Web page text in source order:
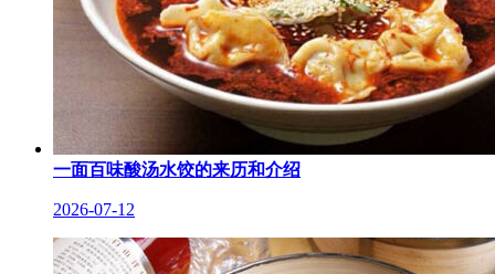
一面百味酸汤水饺的来历和介绍
2026-07-12